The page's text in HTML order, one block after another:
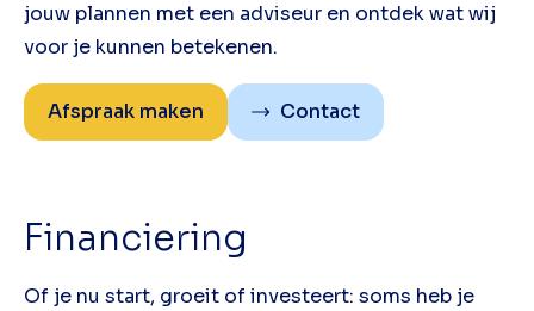
jouw plannen met een adviseur en ontdek wat wij
voor je kunnen betekenen.
Afspraak maken Contact
Financiering
Of je nu start, groeit of investeert: soms heb je